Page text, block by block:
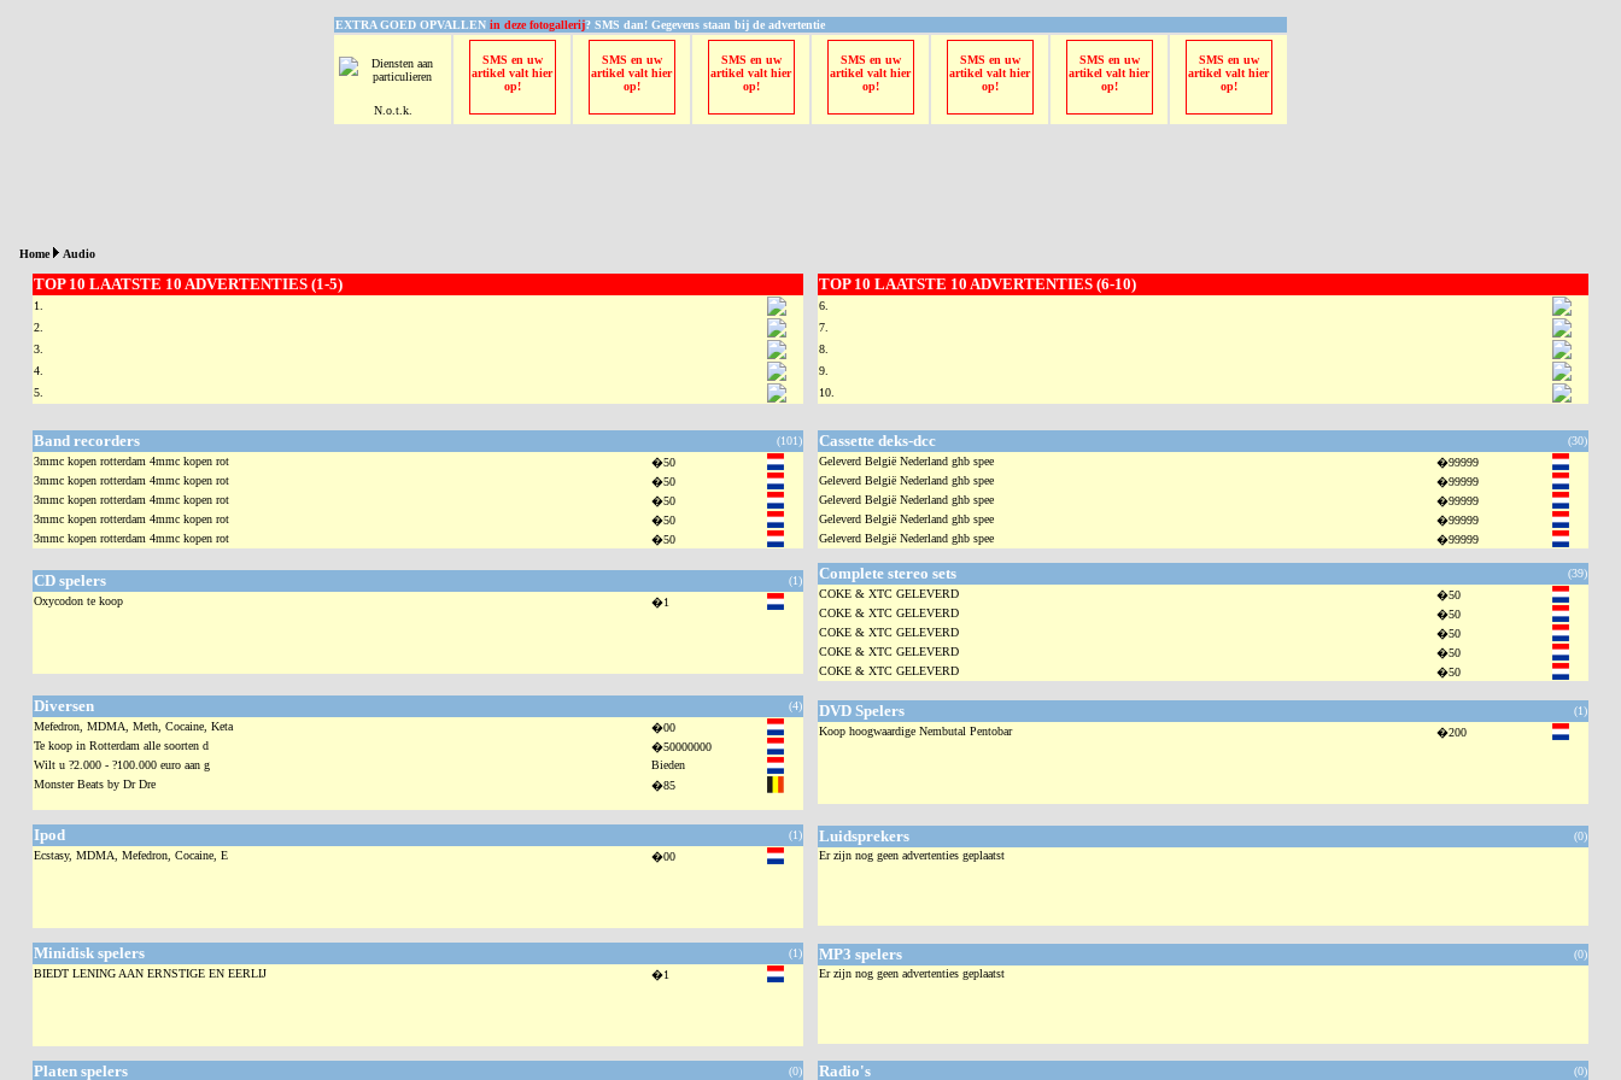
EXTRA GOED OPVALLEN in deze fotogallerij? SMS dan! Gegevens staan bij de advertentie
N.o.t.k.
SMS en uw
artikel valt hier
op!
SMS en uw
artikel valt hier
op!
SMS en uw
artikel valt hier
op!
SMS en uw
artikel valt hier
op!
SMS en uw
artikel valt hier
op!
SMS en uw
artikel valt hier
op!
SMS en uw
artikel valt hier
op!
Home Audio
TOP 10 LAATSTE 10 ADVERTENTIES (1-5)
1.
2.
3.
4.
5.
TOP 10 LAATSTE 10 ADVERTENTIES (6-10)
6.
7.
8.
9.
10.
Band recorders
(101)
3mmc kopen rotterdam 4mmc kopen rot
�50
3mmc kopen rotterdam 4mmc kopen rot
�50
3mmc kopen rotterdam 4mmc kopen rot
�50
3mmc kopen rotterdam 4mmc kopen rot
�50
3mmc kopen rotterdam 4mmc kopen rot
�50
Cassette deks-dcc
(30)
Geleverd België Nederland ghb spee
�99999
Geleverd België Nederland ghb spee
�99999
Geleverd België Nederland ghb spee
�99999
Geleverd België Nederland ghb spee
�99999
Geleverd België Nederland ghb spee
�99999
CD spelers
(1)
Oxycodon te koop
�1
Complete stereo sets
(39)
COKE & XTC GELEVERD
�50
COKE & XTC GELEVERD
�50
COKE & XTC GELEVERD
�50
COKE & XTC GELEVERD
�50
COKE & XTC GELEVERD
�50
Diversen
(4)
Mefedron, MDMA, Meth, Cocaine, Keta
�00
Te koop in Rotterdam alle soorten d
�50000000
Wilt u ?2.000 - ?100.000 euro aan g
Bieden
Monster Beats by Dr Dre
�85
DVD Spelers
(1)
Koop hoogwaardige Nembutal Pentobar
�200
Ipod
(1)
Ecstasy, MDMA, Mefedron, Cocaine, E
�00
Luidsprekers
(0)
Er zijn nog geen advertenties geplaatst
Minidisk spelers
(1)
BIEDT LENING AAN ERNSTIGE EN EERLIJ
�1
MP3 spelers
(0)
Er zijn nog geen advertenties geplaatst
Platen spelers
(0)
Radio's
(0)